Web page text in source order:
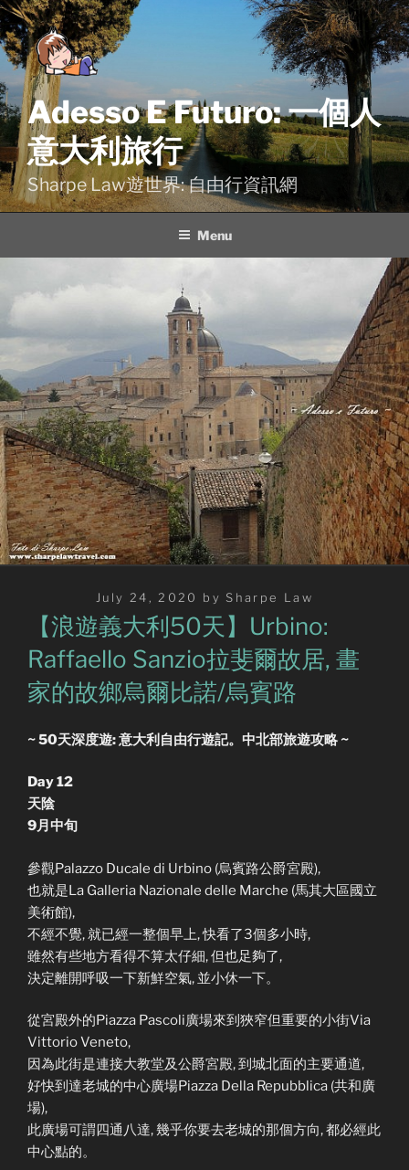
Skip
to
content
Adesso E Futuro: 一個人
意大利旅行
Sharpe Law遊世界: 自由行資訊網
Menu
Posted
on
July 24, 2020 by Sharpe Law
【浪遊義大利50天】Urbino:
Raffaello Sanzio拉斐爾故居, 畫
家的故鄉烏爾比諾/烏賓路
~ 50天深度遊: 意大利自由行遊記。中北部旅遊攻略 ~
Day 12
天陰
9月中旬
參觀Palazzo Ducale di Urbino (烏賓路公爵宮殿),
也就是La Galleria Nazionale delle Marche (馬其大區國立
美術館),
不經不覺, 就已經一整個早上, 快看了3個多小時,
雖然有些地方看得不算太仔細, 但也足夠了,
決定離開呼吸一下新鮮空氣, 並小休一下。
從宮殿外的Piazza Pascoli廣場來到狹窄但重要的小街Via
Vittorio Veneto,
因為此街是連接大教堂及公爵宮殿, 到城北面的主要通道,
好快到達老城的中心廣場Piazza Della Repubblica (共和廣
場),
此廣場可謂四通八達, 幾乎你要去老城的那個方向, 都必經此
中心點的。